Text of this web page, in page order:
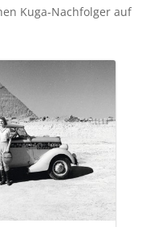
Kuga-Nachfolger auf